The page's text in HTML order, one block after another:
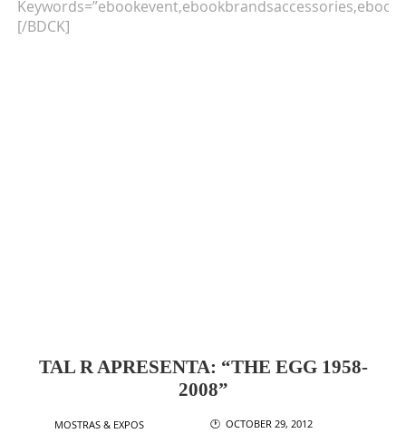
[/BDCK]
TAL R APRESENTA: “THE EGG 1958-
2008”
MOSTRAS & EXPOS 🕐 OCTOBER 29, 2012